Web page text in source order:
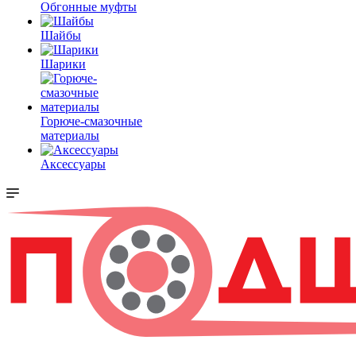
Обгонные муфты
Шайбы
Шарики
Горюче-смазочные
материалы
Аксессуары